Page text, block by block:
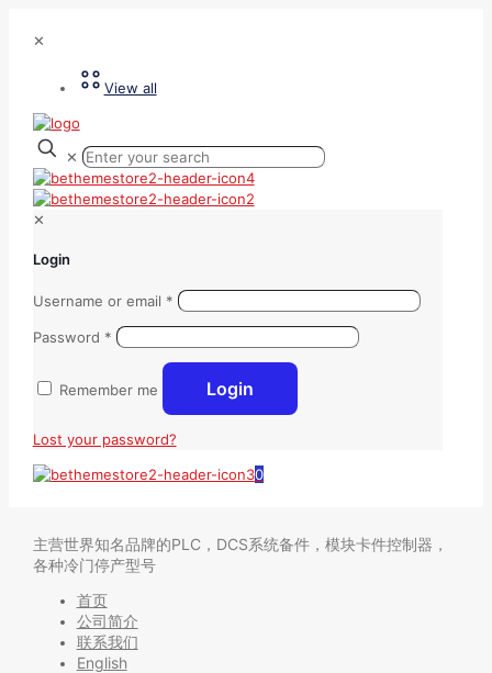
✕
View all
✕
✕
Login
Username or email *
Password *
Remember me Login
Lost your password?
0
主营世界知名品牌的PLC，DCS系统备件，模块卡件控制器，
各种冷门停产型号
首页
公司简介
联系我们
English